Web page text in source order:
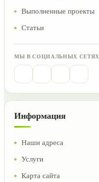
Выполненные проекты
Статьи
МЫ В СОЦИАЛЬНЫХ СЕТЯХ
Информация
Наши адреса
Услуги
Карта сайта